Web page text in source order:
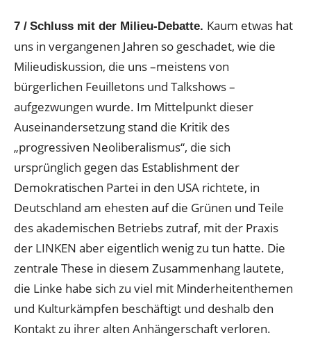
7 / Schluss mit der Milieu-Debatte. Kaum etwas hat
uns in vergangenen Jahren so geschadet, wie die
Milieudiskussion, die uns –meistens von
bürgerlichen Feuilletons und Talkshows –
aufgezwungen wurde. Im Mittelpunkt dieser
Auseinandersetzung stand die Kritik des
„progressiven Neoliberalismus“, die sich
ursprünglich gegen das Establishment der
Demokratischen Partei in den USA richtete, in
Deutschland am ehesten auf die Grünen und Teile
des akademischen Betriebs zutraf, mit der Praxis
der LINKEN aber eigentlich wenig zu tun hatte. Die
zentrale These in diesem Zusammenhang lautete,
die Linke habe sich zu viel mit Minderheitenthemen
und Kulturkämpfen beschäftigt und deshalb den
Kontakt zu ihrer alten Anhängerschaft verloren.